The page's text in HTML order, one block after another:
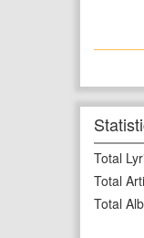
Total
Total
Total